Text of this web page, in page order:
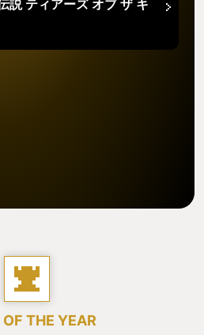
説 ティアーズ オブ ザ キ
THE YEAR